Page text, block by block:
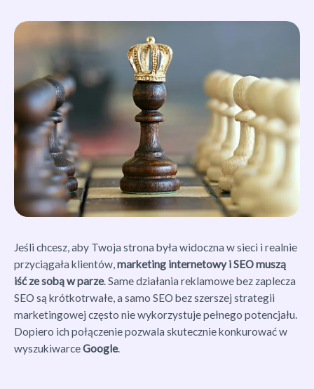
Jeśli chcesz, aby Twoja strona była widoczna w sieci i realnie
przyciągała klientów,marketing internetowy i SEO muszą
iść ze sobą w parze. Same działania reklamowe bez zaplecza
SEO są krótkotrwałe, a samo SEO bez szerszej strategii
marketingowej często nie wykorzystuje pełnego potencjału.
Dopiero ich połączenie pozwala skutecznie konkurować w
wyszukiwarceGoogle.